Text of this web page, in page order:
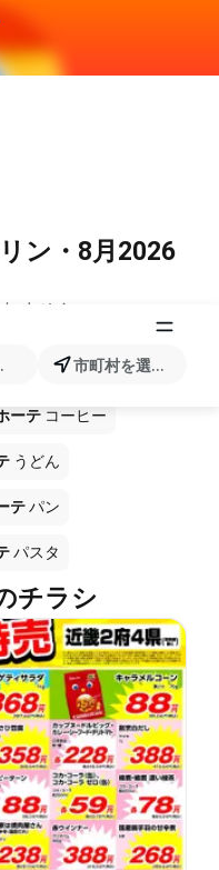
市町村を選択します
ン・8月2026
ません。
で販売中の
ーテ コーヒー
うどん
テパン
パスタ
チラシ